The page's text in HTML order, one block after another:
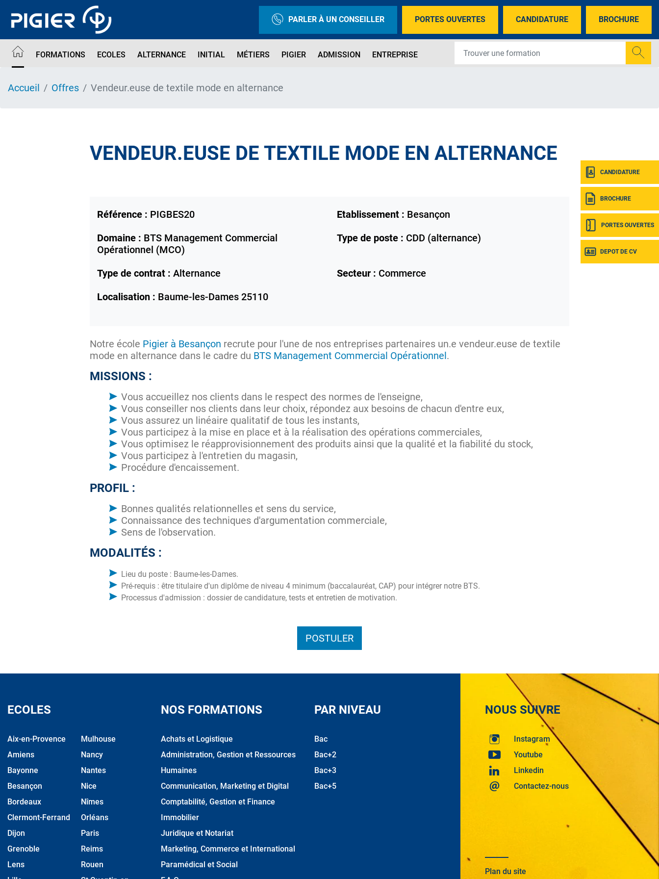
contenu
PARLER À UN CONSEILLER PORTES OUVERTES CANDIDATURE BROCHURE
FORMATIONS ECOLES ALTERNANCE INITIAL MÉTIERS PIGIER ADMISSION ENTREPRISE
CANDIDATURE
BROCHURE
PORTES OUVERTES
DEPOT DE CV
Accueil Offres Vendeur.euse de textile mode en alternance
VENDEUR.EUSE DE TEXTILE MODE EN ALTERNANCE
Référence : PIGBES20 Etablissement : Besançon
Domaine : BTS Management Commercial
Opérationnel (MCO)
Type de poste : CDD (alternance)
Type de contrat : Alternance Secteur : Commerce
Localisation : Baume-les-Dames 25110
Notre école Pigier à Besançon recrute pour l'une de nos entreprises partenaires un.e vendeur.euse de textile
mode en alternance dans le cadre du BTS Management Commercial Opérationnel.
MISSIONS :
Vous accueillez nos clients dans le respect des normes de l'enseigne,
Vous conseiller nos clients dans leur choix, répondez aux besoins de chacun d'entre eux,
Vous assurez un linéaire qualitatif de tous les instants,
Vous participez à la mise en place et à la réalisation des opérations commerciales,
Vous optimisez le réapprovisionnement des produits ainsi que la qualité et la fiabilité du stock,
Vous participez à l'entretien du magasin,
Procédure d'encaissement.
PROFIL :
Bonnes qualités relationnelles et sens du service,
Connaissance des techniques d'argumentation commerciale,
Sens de l'observation.
MODALITÉS :
Lieu du poste : Baume-les-Dames.
Pré-requis : être titulaire d'un diplôme de niveau 4 minimum (baccalauréat, CAP) pour intégrer notre BTS.
Processus d'admission : dossier de candidature, tests et entretien de motivation.
POSTULER
ECOLES
Aix-en-Provence
Amiens
Bayonne
Besançon
Bordeaux
Clermont-Ferrand
Dijon
Grenoble
Lens
Mulhouse
Nancy
Nantes
Nice
Nîmes
Orléans
Paris
Reims
Rouen
NOS FORMATIONS
Achats et Logistique
Administration, Gestion et Ressources
Humaines
Communication, Marketing et Digital
Comptabilité, Gestion et Finance
Immobilier
Juridique et Notariat
Marketing, Commerce et International
Paramédical et Social
PAR NIVEAU
Bac
Bac+2
Bac+3
Bac+5
NOUS SUIVRE
Instagram
Youtube
Linkedin
Contactez-nous
Plan du site